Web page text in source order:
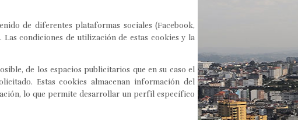
de diferentes plataformas sociales (Facebook,
Las condiciones de utilización de estas cookies y la
de los espacios publicitarios que en su caso el
Estas cookies almacenan información del
lo que permite desarrollar un perfil específico